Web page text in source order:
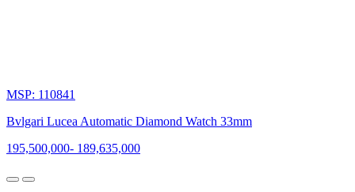
MSP: 110841
Bvlgari Lucea Automatic Diamond Watch 33mm
195,500,000- 189,635,000